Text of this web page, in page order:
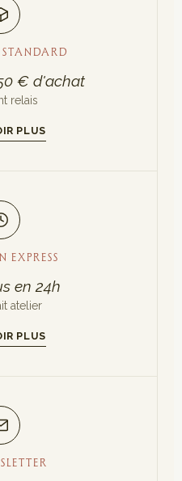
€ d'achat
relais
PLUS
EXPRESS
en 24h
atelier
PLUS